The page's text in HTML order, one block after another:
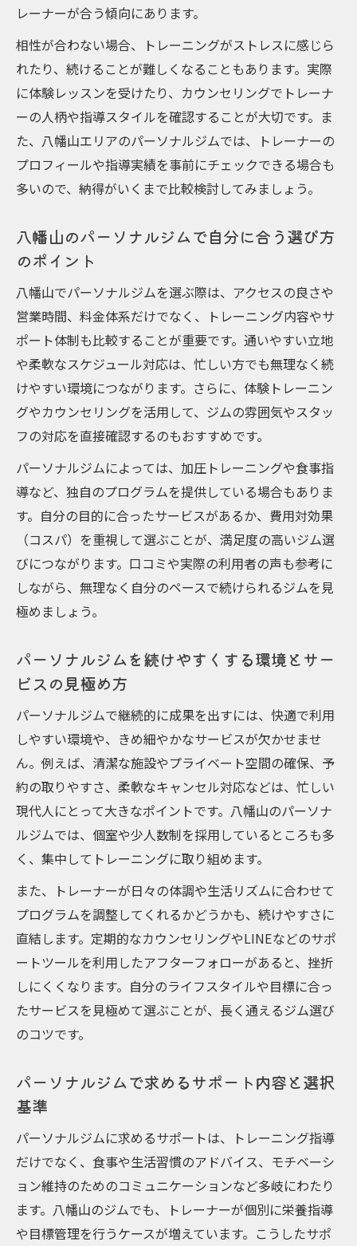
レーナーが合う傾向にあります。
相性が合わない場合、トレーニングがストレスに感じら
れたり、続けることが難しくなることもあります。実際
に体験レッスンを受けたり、カウンセリングでトレーナ
ーの人柄や指導スタイルを確認することが大切です。ま
た、八幡山エリアのパーソナルジムでは、トレーナーの
プロフィールや指導実績を事前にチェックできる場合も
多いので、納得がいくまで比較検討してみましょう。
八幡山のパーソナルジムで自分に合う選び方
のポイント
八幡山でパーソナルジムを選ぶ際は、アクセスの良さや
営業時間、料金体系だけでなく、トレーニング内容やサ
ポート体制も比較することが重要です。通いやすい立地
や柔軟なスケジュール対応は、忙しい方でも無理なく続
けやすい環境につながります。さらに、体験トレーニン
グやカウンセリングを活用して、ジムの雰囲気やスタッ
フの対応を直接確認するのもおすすめです。
パーソナルジムによっては、加圧トレーニングや食事指
導など、独自のプログラムを提供している場合もありま
す。自分の目的に合ったサービスがあるか、費用対効果
（コスパ）を重視して選ぶことが、満足度の高いジム選
びにつながります。口コミや実際の利用者の声も参考に
しながら、無理なく自分のペースで続けられるジムを見
極めましょう。
パーソナルジムを続けやすくする環境とサー
ビスの見極め方
パーソナルジムで継続的に成果を出すには、快適で利用
しやすい環境や、きめ細やかなサービスが欠かせませ
ん。例えば、清潔な施設やプライベート空間の確保、予
約の取りやすさ、柔軟なキャンセル対応などは、忙しい
現代人にとって大きなポイントです。八幡山のパーソナ
ルジムでは、個室や少人数制を採用しているところも多
く、集中してトレーニングに取り組めます。
また、トレーナーが日々の体調や生活リズムに合わせて
プログラムを調整してくれるかどうかも、続けやすさに
直結します。定期的なカウンセリングやLINEなどのサポ
ートツールを利用したアフターフォローがあると、挫折
しにくくなります。自分のライフスタイルや目標に合っ
たサービスを見極めて選ぶことが、長く通えるジム選び
のコツです。
パーソナルジムで求めるサポート内容と選択
基準
パーソナルジムに求めるサポートは、トレーニング指導
だけでなく、食事や生活習慣のアドバイス、モチベーシ
ョン維持のためのコミュニケーションなど多岐にわたり
ます。八幡山のジムでも、トレーナーが個別に栄養指導
や目標管理を行うケースが増えています。こうしたサポ